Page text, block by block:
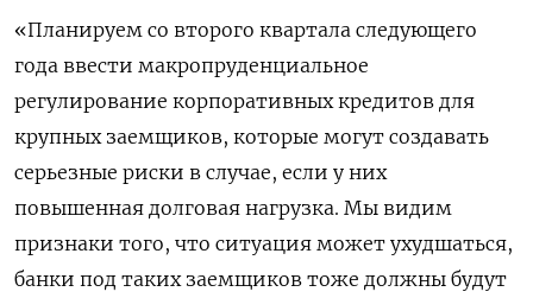
«Планируем со второго квартала следующего
года ввести макропруденциальное
регулирование корпоративных кредитов для
крупных заемщиков, которые могут создавать
серьезные риски в случае, если у них
повышенная долговая нагрузка. Мы видим
признаки того, что ситуация может ухудшаться,
банки под таких заемщиков тоже должны будут